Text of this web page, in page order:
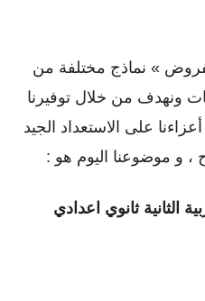
» نماذج مختلفة من
ونهدف من خلال توفيرنا
على الاستعداد الجيد
، و موضوعنا اليوم هو :
الثانية ثانوي اعدادي